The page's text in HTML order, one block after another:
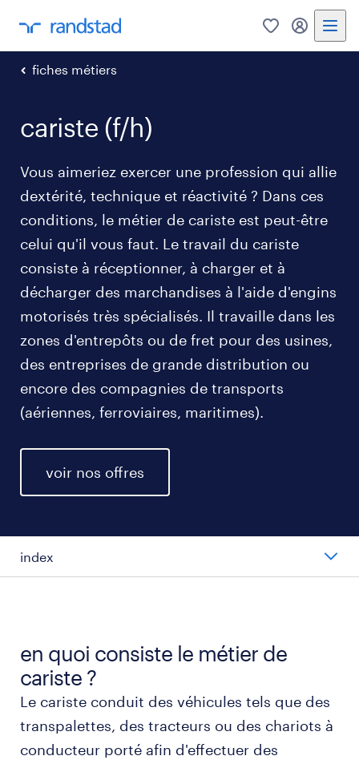
0 mon
fiches métiers
cariste (f/h)
Vous aimeriez exercer une profession qui allie
dextérité, technique et réactivité ? Dans ces
conditions, le métier de cariste est peut-être
celui qu'il vous faut. Le travail du cariste
consiste à réceptionner, à charger et à
décharger des marchandises à l'aide d'engins
motorisés très spécialisés. Il travaille dans les
zones d'entrepôts ou de fret pour des usines,
des entreprises de grande distribution ou
encore des compagnies de transports
(aériennes, ferroviaires, maritimes).
voir nos offres
index
types de postes de cariste
travailler en tant que cariste
obtenir un poste de cariste avec randstad
en quoi consiste le métier de
cariste ?
Le cariste conduit des véhicules tels que des
transpalettes, des tracteurs ou des chariots à
conducteur porté afin d'effectuer des